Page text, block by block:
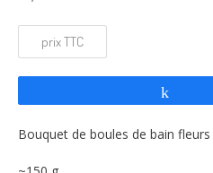
Bouquet de boules de bain